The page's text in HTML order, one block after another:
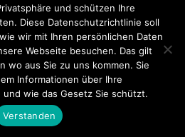
Kontakt
Ltd. Powered byWordPress.
und schützen Ihre
Diese Datenschutzrichtlinie soll
wir mit Ihren persönlichen Daten
Webseite besuchen. Das gilt
wo aus Sie zu uns kommen. Sie
Informationen über Ihre
wie das Gesetz Sie schützt.
Verstanden